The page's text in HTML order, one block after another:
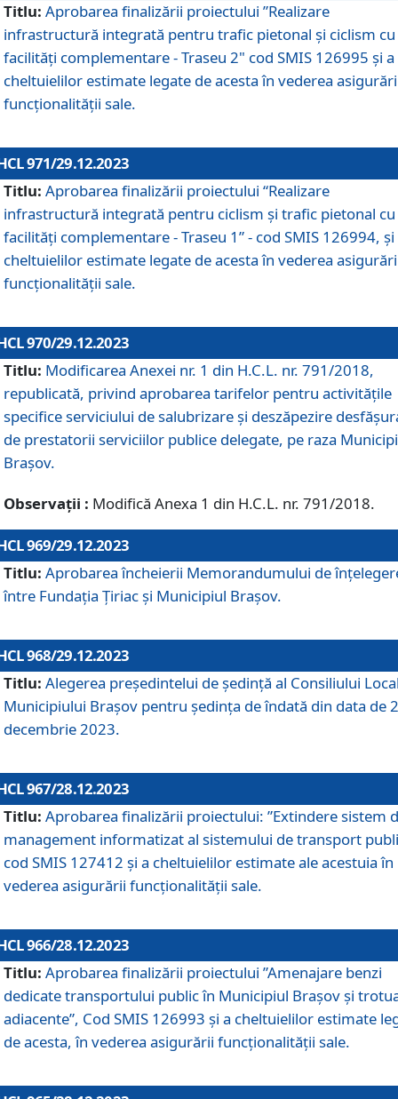
Titlu: Aprobarea finalizării proiectului ”Realizare
infrastructură integrată pentru trafic pietonal și ciclism cu
facilități complementare - Traseu 2" cod SMIS 126995 și a
cheltuielilor estimate legate de acesta în vederea
funcționalității sale.
971/29.12.2023
Titlu: Aprobarea finalizării proiectului “Realizare
infrastructură integrată pentru ciclism şi trafic pietonal cu
facilităţi complementare - Traseu 1” - cod SMIS 126994, și
cheltuielilor estimate legate de acesta în vederea
funcționalității sale.
970/29.12.2023
Titlu: Modificarea Anexei nr. 1 din H.C.L. nr. 791/2018,
republicată, privind aprobarea tarifelor pentru activitățile
specifice serviciului de salubrizare și deszăpezire
de prestatorii serviciilor publice delegate, pe raza
Brașov.
Observații : Modifică Anexa 1 din H.C.L. nr. 791/2018.
969/29.12.2023
Titlu: Aprobarea încheierii Memorandumului de
între Fundația Țiriac și Municipiul Brașov.
968/29.12.2023
Titlu: Alegerea preşedintelui de şedinţă al Consiliului
Municipiului Braşov pentru ședința de îndată din data de
decembrie 2023.
967/28.12.2023
Titlu: Aprobarea finalizării proiectului: ”Extindere sistem
management informatizat al sistemului de transport
cod SMIS 127412 și a cheltuielilor estimate ale acestuia în
vederea asigurării funcționalității sale.
966/28.12.2023
Titlu: Aprobarea finalizării proiectului ”Amenajare benzi
dedicate transportului public în Municipiul Brașov şi
adiacente”, Cod SMIS 126993 și a cheltuielilor estimate
de acesta, în vederea asigurării funcționalității sale.